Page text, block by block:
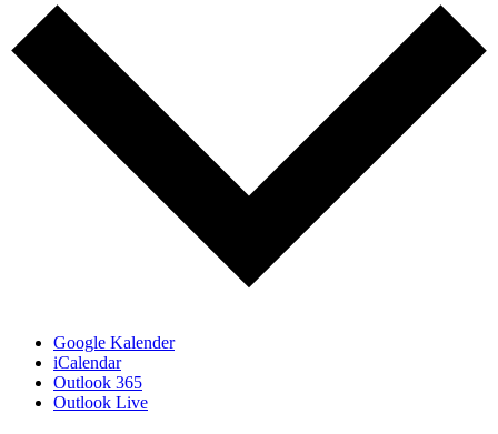
Google Kalender
iCalendar
Outlook 365
Outlook Live